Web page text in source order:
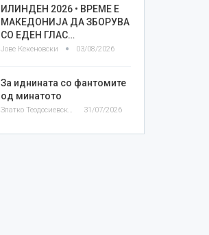
ИЛИНДЕН 2026 • ВРЕМЕ Е
МАКЕДОНИЈА ДА ЗБОРУВА
СО ЕДЕН ГЛАС…
Јове Кекеновски 03/08/2026
За иднината со фантомите
од минатото
Златко Теодосиевски 31/07/2026